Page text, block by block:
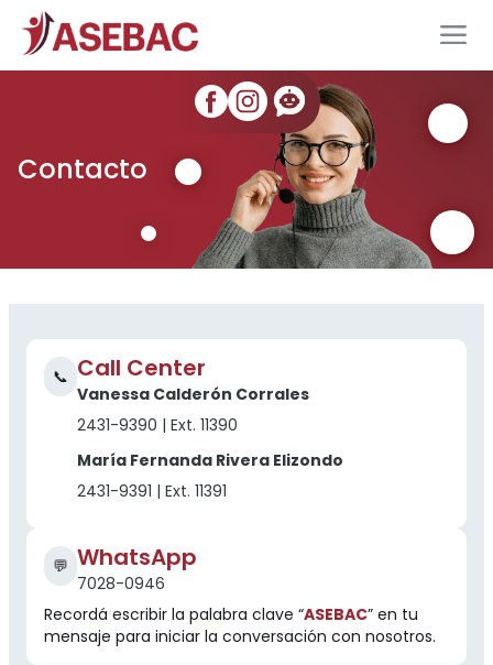
Contacto
📞 Call Center
Vanessa Calderón Corrales
2431-9390 | Ext. 11390
María Fernanda Rivera Elizondo
2431-9391 | Ext. 11391
💬 WhatsApp
7028-0946
Recordá escribir la palabra clave “ASEBAC” en tu
mensaje para iniciar la conversación con nosotros.